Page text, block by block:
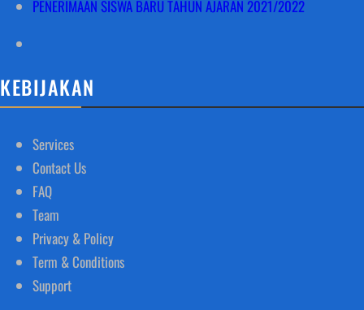
PENERIMAAN SISWA BARU TAHUN AJARAN 2021/2022
KEBIJAKAN
Services
Contact Us
FAQ
Team
Privacy & Policy
Term & Conditions
Support